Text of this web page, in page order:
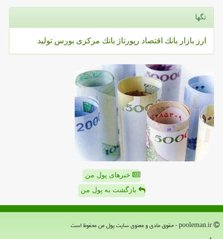
تگها
ارز بازار بانك اقتصاد رپورتاژ بانك مركزی بورس تولید
خبرهای پول من
بازگشت به پول من